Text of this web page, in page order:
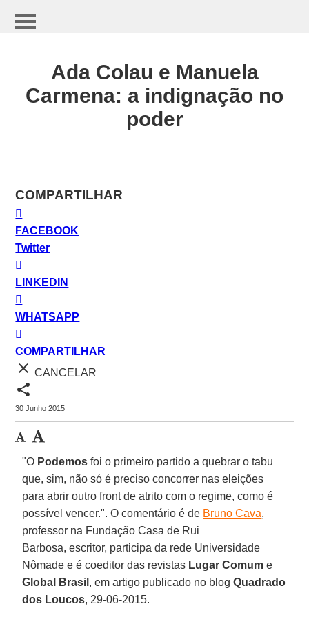
Ada Colau e Manuela
Carmena: a indignação no
poder
COMPARTILHAR
FACEBOOK
Twitter
LINKEDIN
WHATSAPP
COMPARTILHAR
close CANCELAR
share
30 Junho 2015
"O Podemos foi o primeiro partido a quebrar o tabu
que, sim, não só é preciso concorrer nas eleições
para abrir outro front de atrito com o regime, como é
possível vencer.". O comentário é de Bruno Cava,
professor na Fundação Casa de Rui
Barbosa, escritor, participa da rede Universidade
Nômade e é coeditor das revistas Lugar Comum e
Global Brasil , em artigo publicado no blogQuadrado
dos Loucos, 29-06-2015.